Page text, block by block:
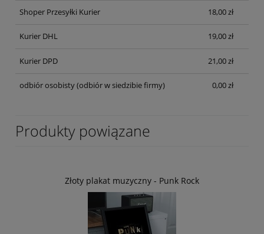
Shoper Przesyłki Kurier 18,00 zł
Kurier DHL 19,00 zł
Kurier DPD 21,00 zł
odbiór osobisty(odbiór w siedzibie firmy) 0,00 zł
Produkty powiązane
Złoty plakat muzyczny - Punk Rock